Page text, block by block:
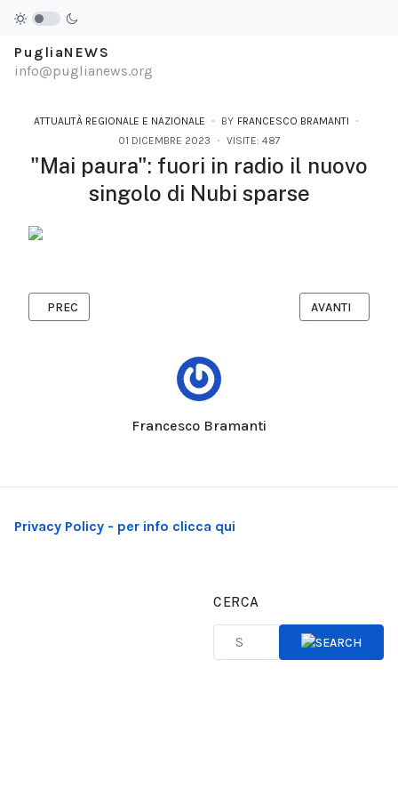
PugliaNEWS
info@puglianews.org
ATTUALITÀ REGIONALE E NAZIONALE BY FRANCESCO BRAMANTI
01 DICEMBRE 2023
VISITE: 487
"Mai paura": fuori in radio il nuovo
singolo di Nubi sparse
Francesco Bramanti
ARTICOLO PRECEDENTE: "UN AMORE DEL GENERE": IL NUOVO
PREC ARTICOLO
AVANTI
Privacy Policy - per info clicca qui
CERCA